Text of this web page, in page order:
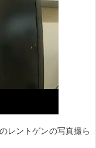
レントゲンの写真撮ら